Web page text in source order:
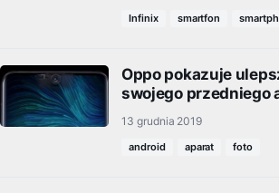
Infinix smartfon
Oppo pokazuje
swojego przedniego
13 grudnia 2019
android aparat foto